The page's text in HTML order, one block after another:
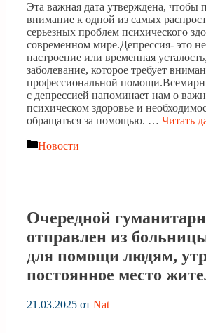
Эта важная дата утверждена, чтобы
внимание к одной из самых
серьезных проблем психического
современном мире.Депрессия- это
настроение или временная
заболевание, которое требует
профессиональной
с депрессией напоминает нам о
психическом здоровье и
обращаться за помощью. … Читать
Рубрики
Новости
Очередной
отправлен из
для помощи людям,
постоянное место
21.03.2025 от Nat